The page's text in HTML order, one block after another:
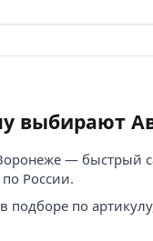
выбирают
— быстрый
по России.
подборе по